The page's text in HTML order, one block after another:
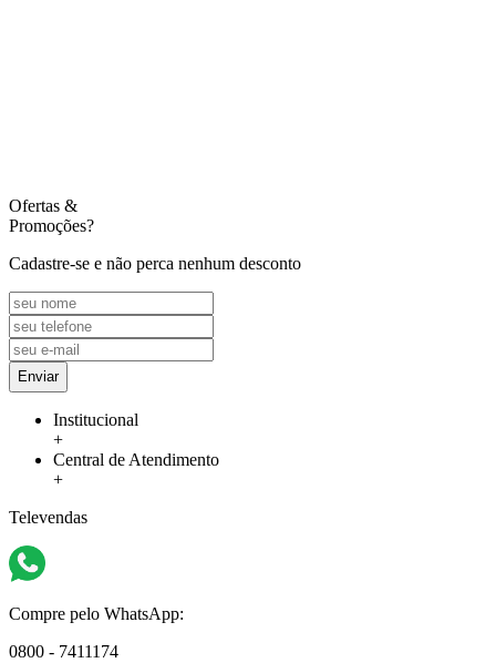
Ofertas &
Promoções?
Cadastre-se e não perca nenhum desconto
Enviar
Institucional
+
Central de Atendimento
+
Televendas
Compre pelo WhatsApp:
0800 - 7411174